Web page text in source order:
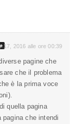
17, 2016 alle ore 00:39
pagine che
che il problema
è la prima voce
quella pagina
pagina che intendi